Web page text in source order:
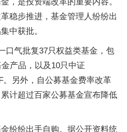
稳步推进，基金管理人纷纷出
中获批。
口气批复37只权益类基金，包
产品，以及10只中证
。另外，自公募基金费率改革
计超过百家公募基金宣布降低
纷纷出手自购。据公开资料统